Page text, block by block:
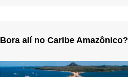
Bora alí no Caribe Amazônico?